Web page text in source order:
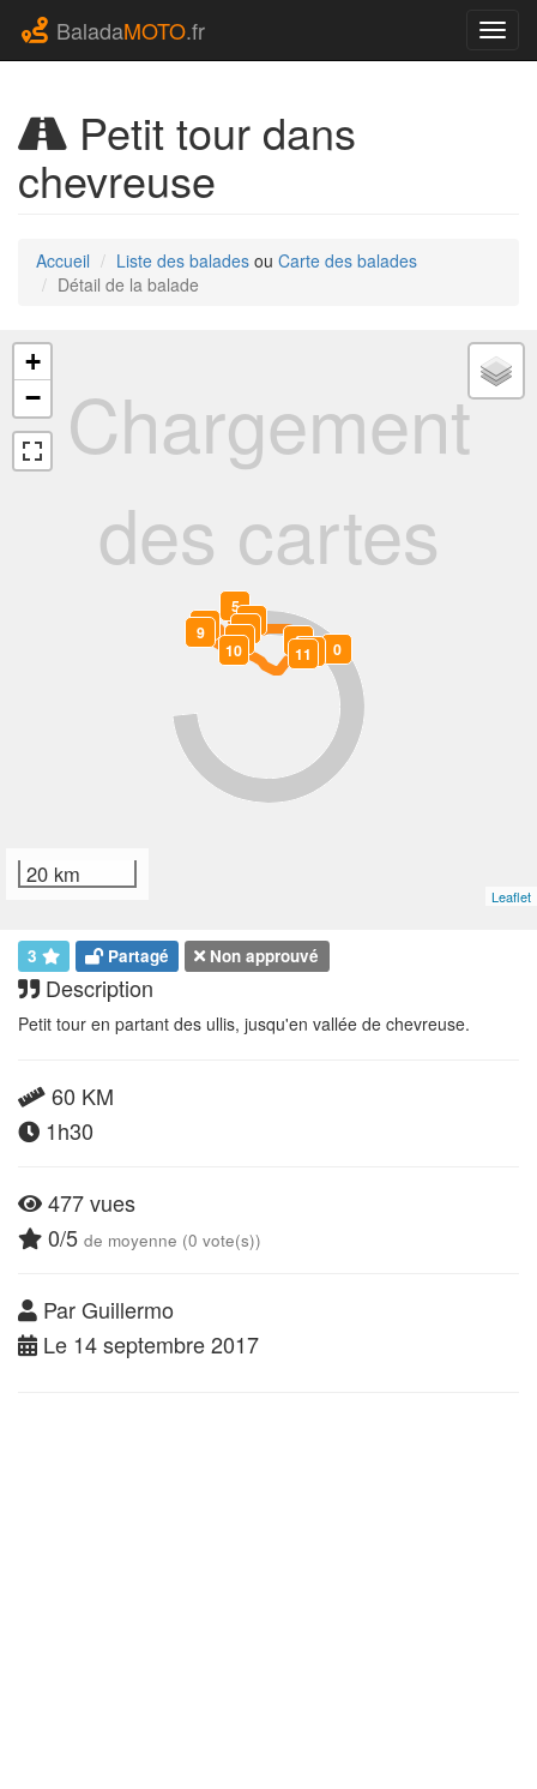
BaladaMOTO.fr
Petit tour dans
chevreuse
Accueil Liste des balades ou Carte des balades
Détail de la balade
Chargement
des cartes
0
1
2
34
5
6
7
8
9
10
11
+
−
20 km
Leaflet
3 Partagé Non approuvé
Description
Petit tour en partant des ullis, jusqu'en vallée de chevreuse.
60 KM
1h30
477 vues
0/5 de moyenne (0 vote(s))
Par Guillermo
Le 14 septembre 2017